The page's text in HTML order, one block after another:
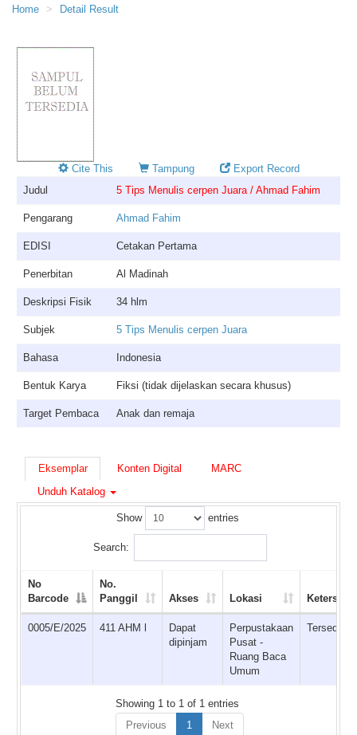
Home Detail Result
Cite This Tampung
Export Record
Judul
5 Tips Menulis cerpen Juara / Ahmad Fahim
Pengarang Ahmad Fahim
EDISI Cetakan Pertama
Penerbitan Al Madinah
Deskripsi Fisik 34 hlm
Subjek 5 Tips Menulis cerpen Juara
Bahasa Indonesia
Bentuk Karya Fiksi (tidak dijelaskan secara khusus)
Target Pembaca Anak dan remaja
Eksemplar Konten Digital
MARC
Unduh Katalog
Show entries
Search:
No
Barcode
No.
Panggil
Akses Lokasi
0005/E/2025 411 AHM l
Dapat
dipinjam
Perpustakaan
Pusat -
Ruang Baca
Umum
Tersedia
Showing 1 to 1 of 1 entries
Previous
1 Next